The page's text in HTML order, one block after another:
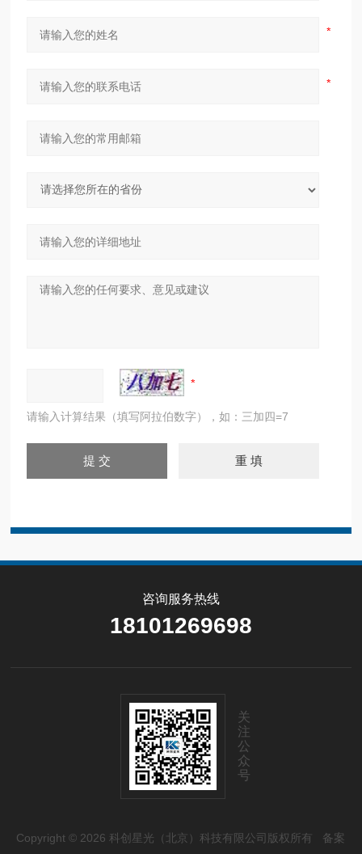
请输入计算结果（填写阿拉伯数字），如：三加四=7
咨询服务热线
18101269698
关
注
公
众
号
Copyright © 2026 科创星光（北京）科技有限公司版权所有 备案